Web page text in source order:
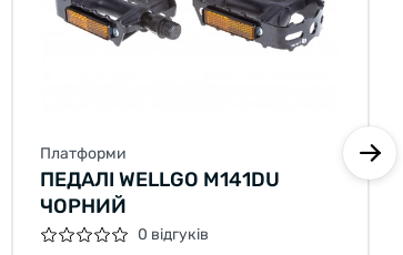
Платформи
ПЕДАЛІ WELLGO M141DU
ЧОРНИЙ
0 відгуків